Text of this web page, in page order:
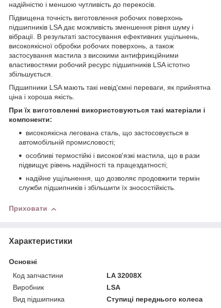
надійністю і меншою чутливість до перекосів.
Підвищена точність виготовлення робочих поверхонь
підшипників LSA дає можливість зменшення рівня шуму і
вібрації. В результаті застосування ефективних ущільнень,
високоякісної обробки робочих поверхонь, а також
застосування мастила з високими антифрикційними
властивостями робочий ресурс підшипників LSA істотно
збільшується.
Підшипники LSA мають такі невід'ємні переваги, як прийнятна
ціна і хороша якість.
При їх виготовленні використовуються такі матеріали і
компоненти:
високоякісна легована сталь, що застосовується в
автомобільній промисловості;
особливі термостійкі і високов'язкі мастила, що в рази
підвищує рівень надійності та працездатності;
надійне ущільнення, що дозволяє продовжити термін
служби підшипників і збільшити їх зносостійкість.
Приховати
Характеристики
Основні
Код запчастини
LA 32008Х
Виробник
LSA
Вид підшипника
Ступиці переднього колеса